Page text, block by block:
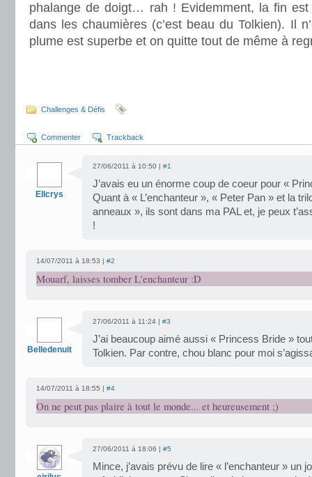
phalange de doigt… rah ! Evidemment, la fin
dans les chaumières (c’est beau du Tolkien). Il
plume est superbe et on quitte tout de même à
Challenges & Défis
Commenter Trackback
Ellcrys
27/06/2011 à 10:50 | #1
J’avais eu un énorme coup de coeur pour «
Quant à « L’enchanteur », « Peter Pan » et la
anneaux », ils sont dans ma PAL et, je peux
!
14/07/2011 à 18:53 | #2
Mouarf, laisses tomber L'enchanteur :D
Belledenuit
27/06/2011 à 11:24 | #3
J’ai beaucoup aimé aussi « Princess Bride »
Tolkien. Par contre, chou blanc pour moi
14/07/2011 à 18:55 | #4
On ne peut pas plaire à tout le monde... et heureusement ;)
27/06/2011 à 18:06 | #5
Mince, j’avais prévu de lire « l’enchanteur » un